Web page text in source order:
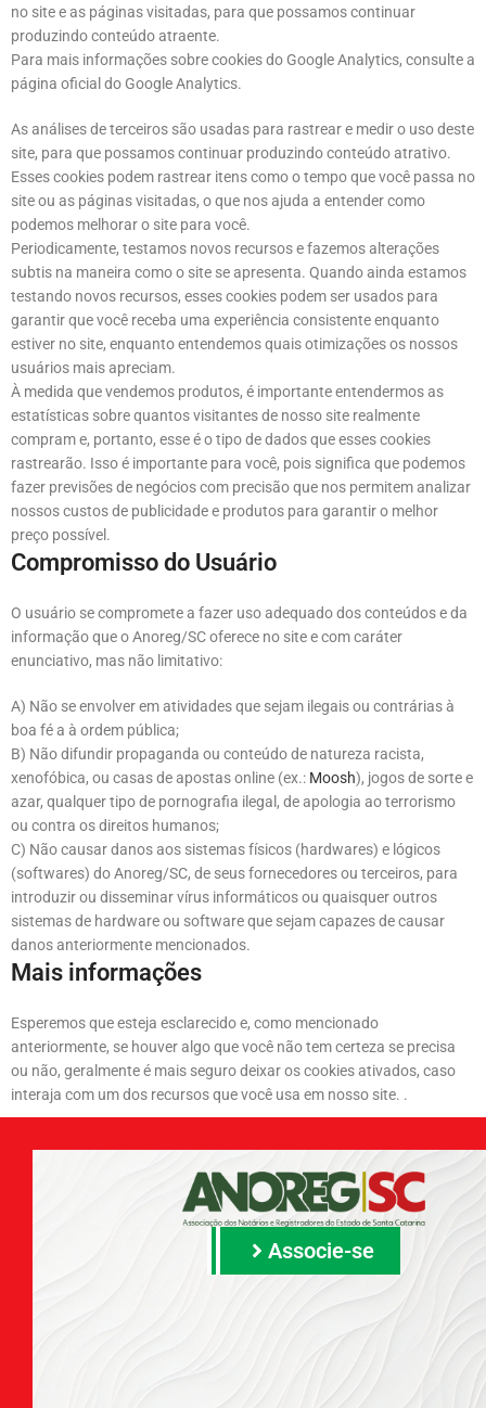
no site e as páginas visitadas, para que possamos continuar
produzindo conteúdo atraente.
Para mais informações sobre cookies do Google Analytics, consulte a
página oficial do Google Analytics.
As análises de terceiros são usadas para rastrear e medir o uso deste
site, para que possamos continuar produzindo conteúdo atrativo.
Esses cookies podem rastrear itens como o tempo que você passa no
site ou as páginas visitadas, o que nos ajuda a entender como
podemos melhorar o site para você.
Periodicamente, testamos novos recursos e fazemos alterações
subtis na maneira como o site se apresenta. Quando ainda estamos
testando novos recursos, esses cookies podem ser usados para
garantir que você receba uma experiência consistente enquanto
estiver no site, enquanto entendemos quais otimizações os nossos
usuários mais apreciam.
À medida que vendemos produtos, é importante entendermos as
estatísticas sobre quantos visitantes de nosso site realmente
compram e, portanto, esse é o tipo de dados que esses cookies
rastrearão. Isso é importante para você, pois significa que podemos
fazer previsões de negócios com precisão que nos permitem analizar
nossos custos de publicidade e produtos para garantir o melhor
preço possível.
Compromisso do Usuário
O usuário se compromete a fazer uso adequado dos conteúdos e da
informação que o Anoreg/SC oferece no site e com caráter
enunciativo, mas não limitativo:
A) Não se envolver em atividades que sejam ilegais ou contrárias à
boa fé a à ordem pública;
B) Não difundir propaganda ou conteúdo de natureza racista,
xenofóbica, ou casas de apostas online (ex.: Moosh), jogos de sorte e
azar, qualquer tipo de pornografia ilegal, de apologia ao terrorismo
ou contra os direitos humanos;
C) Não causar danos aos sistemas físicos (hardwares) e lógicos
(softwares) do Anoreg/SC, de seus fornecedores ou terceiros, para
introduzir ou disseminar vírus informáticos ou quaisquer outros
sistemas de hardware ou software que sejam capazes de causar
danos anteriormente mencionados.
Mais informações
Esperemos que esteja esclarecido e, como mencionado
anteriormente, se houver algo que você não tem certeza se precisa
ou não, geralmente é mais seguro deixar os cookies ativados, caso
interaja com um dos recursos que você usa em nosso site. .
Associe-se